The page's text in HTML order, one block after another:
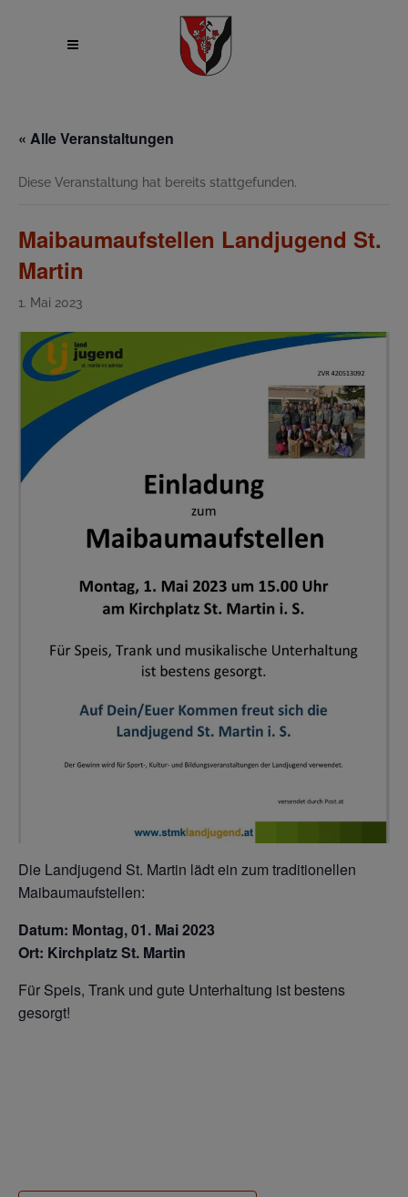
« Alle Veranstaltungen
Diese Veranstaltung hat bereits stattgefunden.
Maibaumaufstellen Landjugend St.
Martin
1. Mai 2023
Die Landjugend St. Martin lädt ein zum traditionellen
Maibaumaufstellen:
Datum: Montag, 01. Mai 2023
Ort: Kirchplatz St. Martin
Für Speis, Trank und gute Unterhaltung ist bestens
gesorgt!